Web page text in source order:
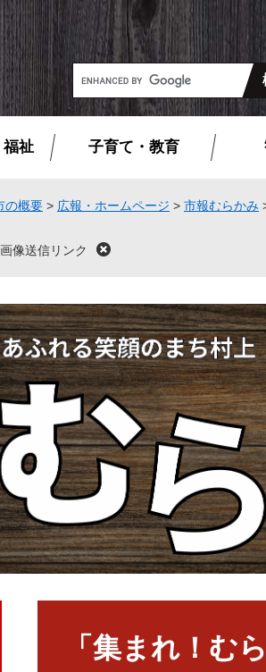
G
o
o
カ
タ
索
祉 子育て・教育
の概要 > 広報・ホームページ > 市報むらかみ
像送信リンク
閉
「集まれ！む